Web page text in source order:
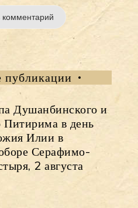
публикации
Душанбинского и
Питирима в день
Илии в
Серафимо-
2 августа